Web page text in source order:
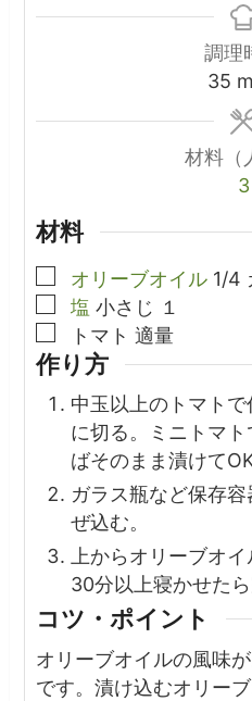
調理
35
材料（
3
材料
▢
オリーブオイル 1/4
▢
塩 小さじ １
▢トマト 適量
作り方
中玉以上のトマト
に切る。ミニトマ
ばそのまま漬けてOK
ガラス瓶など保存
ぜ込む。
上からオリーブオ
30分以上寝かせたら
コツ・ポイント
オリーブオイルの風味
です。漬け込むオリー